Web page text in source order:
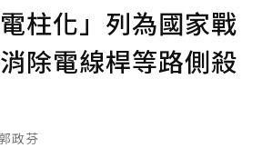
柱化」列為國家戰
除電線桿等路側殺
政芬